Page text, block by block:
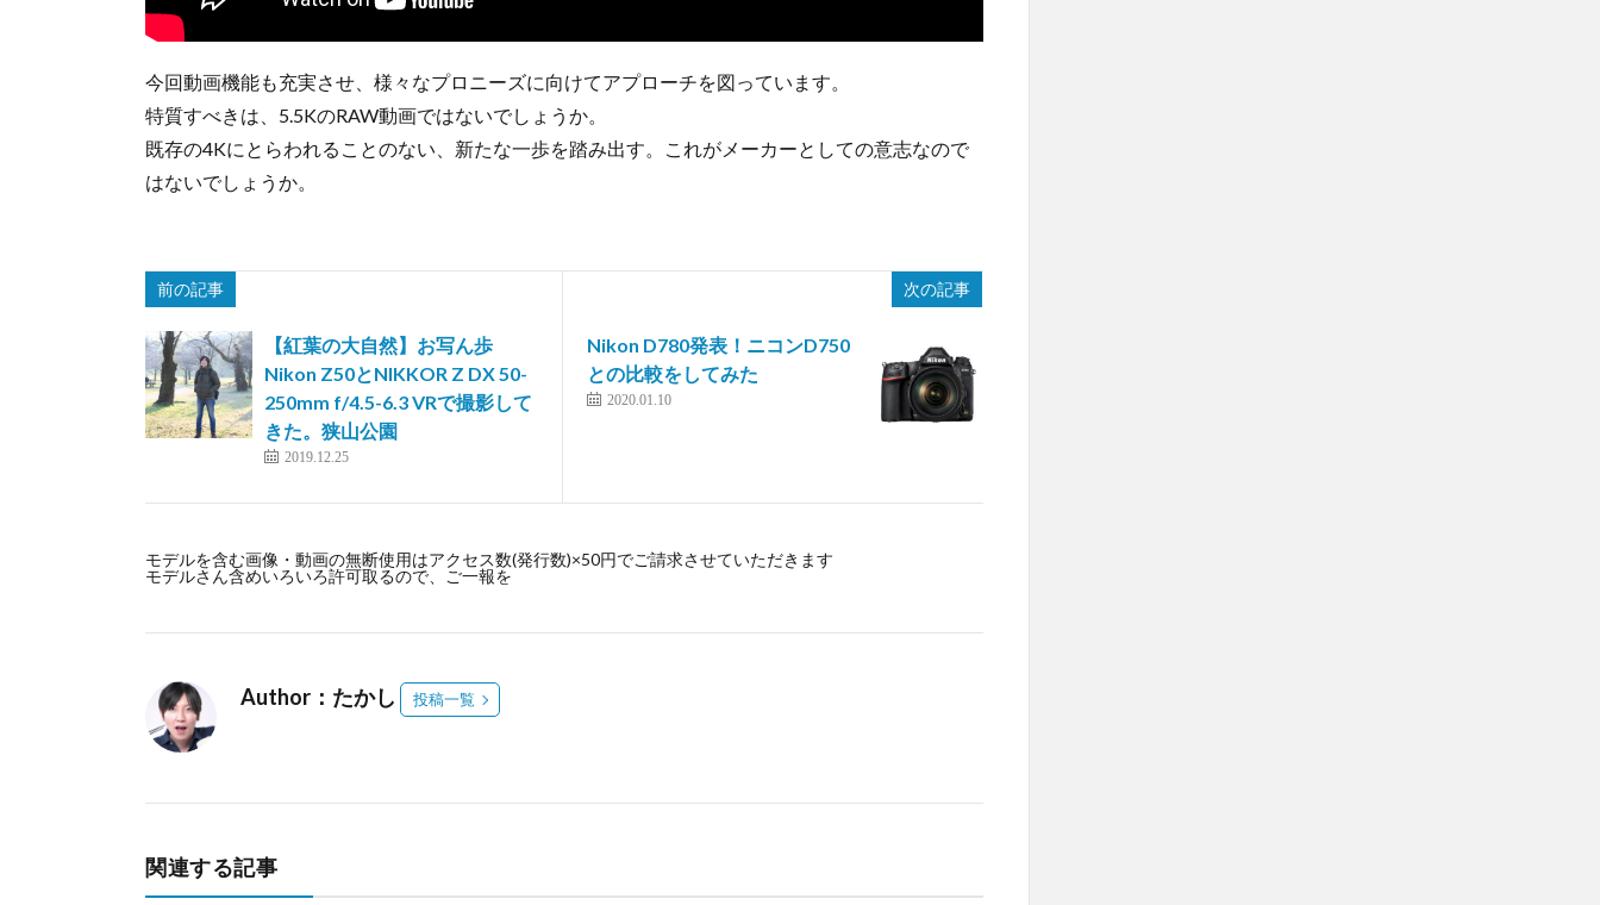
今回動画機能も充実させ、様々なプロニーズに向けてアプローチを図っています。
特質すべきは、5.5KのRAW動画ではないでしょうか。
既存の4Kにとらわれることのない、新たな一歩を踏み出す。これがメーカーとしての意志なので
はないでしょうか。
前の記事
【紅葉の大自然】お写ん歩
Nikon Z50とNIKKOR Z DX 50-
250mm f/4.5-6.3 VRで撮影して
きた。狭山公園
2019.12.25
次の記事
Nikon D780発表！ニコンD750
との比較をしてみた
2020.01.10
モデルを含む画像・動画の無断使用はアクセス数(発行数)×50円でご請求させていただきます
モデルさん含めいろいろ許可取るので、ご一報を
Author：たかし 投稿一覧
関連する記事